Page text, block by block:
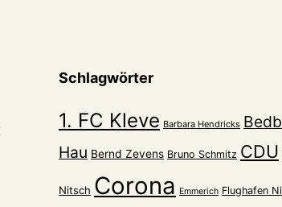
Schlagwörter
1. FC Kleve Barbara Hendricks
Hau Bernd Zevens Bruno Schmitz CDU
Nitsch Corona Emmerich Flughafen